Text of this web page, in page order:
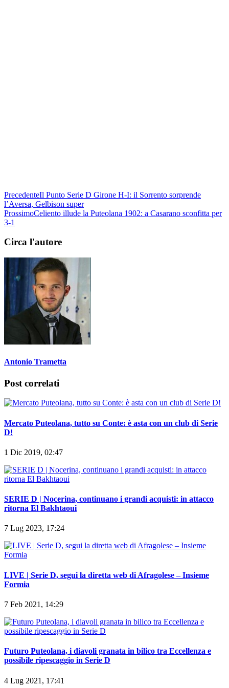
PrecedenteIl Punto Serie D Girone H-I: il Sorrento sorprende
l’Aversa, Gelbison super
ProssimoCeliento illude la Puteolana 1902: a Casarano sconfitta per
3-1
Circa l'autore
Antonio Trametta
Post correlati
Mercato Puteolana, tutto su Conte: è asta con un club di Serie
D!
1 Dic 2019, 02:47
SERIE D | Nocerina, continuano i grandi acquisti: in attacco
ritorna El Bakhtaoui
7 Lug 2023, 17:24
LIVE | Serie D, segui la diretta web di Afragolese – Insieme
Formia
7 Feb 2021, 14:29
Futuro Puteolana, i diavoli granata in bilico tra Eccellenza e
possibile ripescaggio in Serie D
4 Lug 2021, 17:41